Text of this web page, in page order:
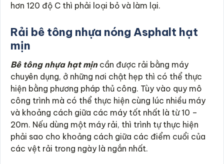
hơn 120 độ C thì phải loại bỏ và làm lại.
Rải bê tông nhựa nóng Asphalt hạt
mịn
Bê tông nhựa hạt mịncần được rải bằng máy
chuyên dụng, ở những nơi chật hẹp thì có thể thực
hiện bằng phương pháp thủ công. Tùy vào quy mô
công trình mà có thể thực hiện cùng lúc nhiều máy
và khoảng cách giữa các máy tốt nhất là từ 10 –
20m. Nếu dùng một máy rải, thì trình tự thực hiện
phải sao cho khoảng cách giữa các điểm cuổi của
các vệt rải trong ngày là ngắn nhất.